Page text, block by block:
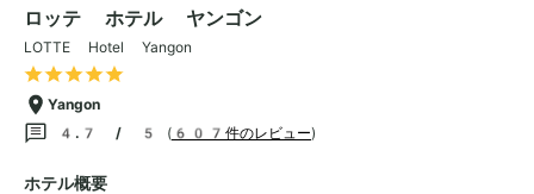
ロッテ ホテル ヤンゴン
LOTTE Hotel Yangon
Yangon
4.7 / 5
( 607件のレビュー)
ホテル概要